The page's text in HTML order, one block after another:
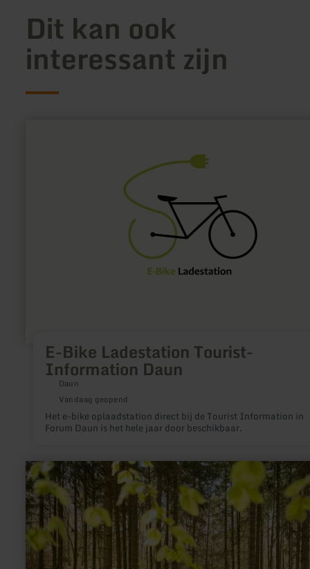
Dit kan ook
interessant zijn
E-Bike Ladestation Tourist-
Information Daun
Daun
Vandaag geopend
Het e-bike oplaadstation direct bij de Tourist Information in
Forum Daun is het hele jaar door beschikbaar.
meer
informatie
over:
Lebensraum
Bach
–
unter
Wasseroberfläche
wird’s